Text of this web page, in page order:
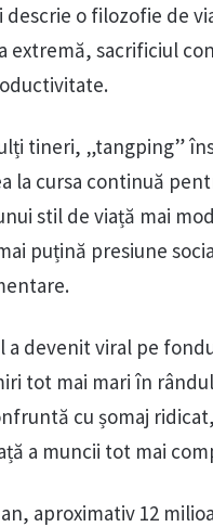
descrie o filozofie de
extremă, sacrificiul
tineri, „tangping”
la cursa continuă
stil de viață mai
puțină presiune
a devenit viral pe
tot mai mari în
cu șomaj
a muncii tot mai
aproximativ 12